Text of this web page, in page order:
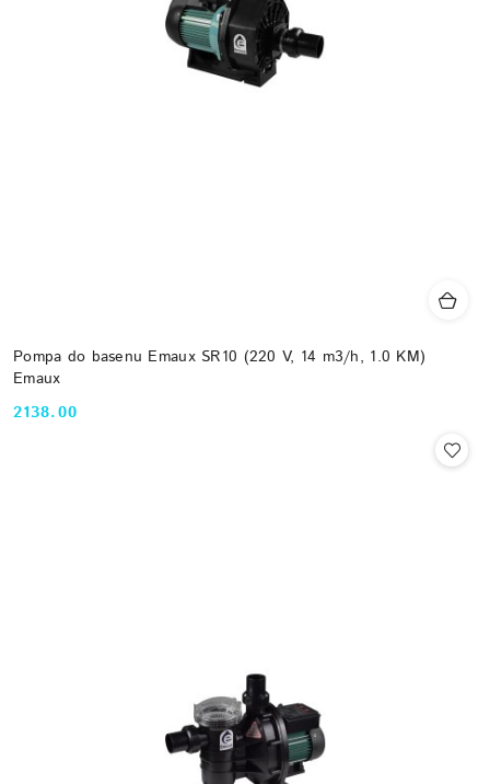
Pompa do basenu Emaux SR10 (220 V, 14 m3/h, 1.0 KM)
Emaux
Cena:
2138.00